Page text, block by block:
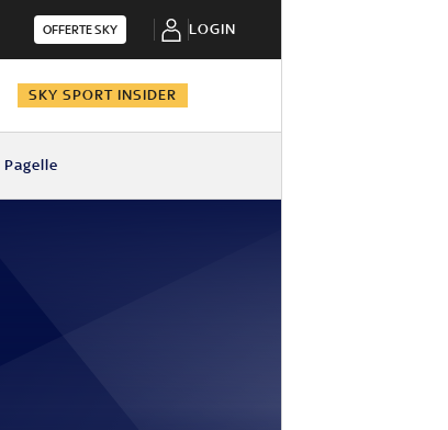
OFFERTE SKY LOGIN
SKY SPORT INSIDER
Pagelle